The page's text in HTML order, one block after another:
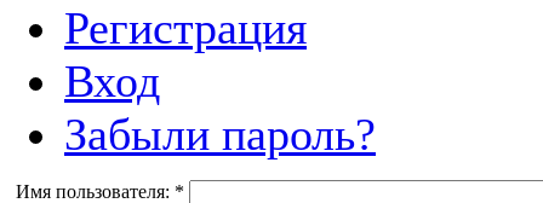
Регистрация
Вход
Забыли пароль?
Имя пользователя: *